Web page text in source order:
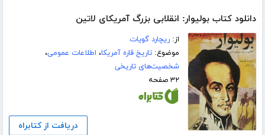
دانلود کتاب بولیوار: انقلابی بزرگ آمریکای لاتین
از:ریچارد گویات
موضوع:تاریخ قاره آمریکا، اطلاعات عمومی،
شخصیت‌های تاریخی
۳۲ صفحه
دریافت از کتابراه